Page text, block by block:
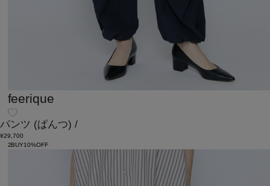
feerique
パンツ (ぱんつ) /
¥29,700
2BUY10%OFF